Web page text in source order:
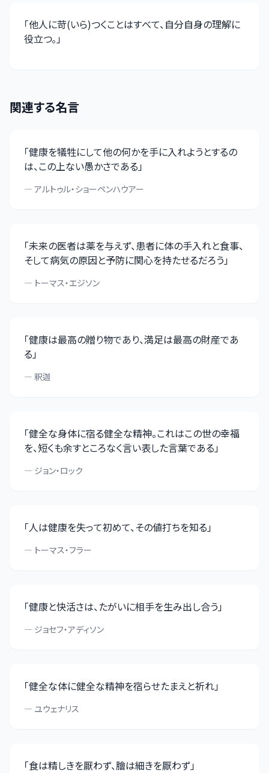
「他人に苛(いら)つくことはすべて、自分自身の理解に
役立つ。」
関連する名言
「健康を犠牲にして他の何かを手に入れようとするの
は、この上ない愚かさである」
— アルトゥル・ショーペンハウアー
「未来の医者は薬を与えず、患者に体の手入れと食事、
そして病気の原因と予防に関心を持たせるだろう」
— トーマス・エジソン
「健康は最高の贈り物であり、満足は最高の財産であ
る」
— 釈迦
「健全な身体に宿る健全な精神。これはこの世の幸福
を、短くも余すところなく言い表した言葉である」
— ジョン・ロック
「人は健康を失って初めて、その値打ちを知る」
— トーマス・フラー
「健康と快活さは、たがいに相手を生み出し合う」
— ジョセフ・アディソン
「健全な体に健全な精神を宿らせたまえと祈れ」
— ユウェナリス
「食は精しきを厭わず、膾は細きを厭わず」